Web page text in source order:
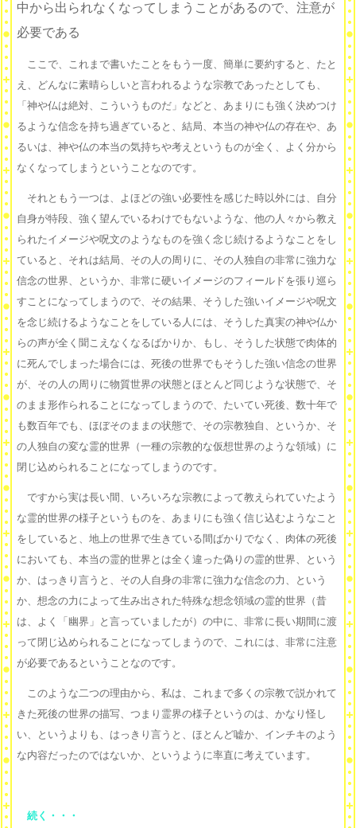
中から出られなくなってしまうことがあるので、注意が
必要である
ここで、これまで書いたことをもう一度、簡単に要約すると、たと
え、どんなに素晴らしいと言われるような宗教であったとしても、
「神や仏は絶対、こういうものだ」などと、あまりにも強く決めつけ
るような信念を持ち過ぎていると、結局、本当の神や仏の存在や、あ
るいは、神や仏の本当の気持ちや考えというものが全く、よく分から
なくなってしまうということなのです。
それともう一つは、よほどの強い必要性を感じた時以外には、自分
自身が特段、強く望んでいるわけでもないような、他の人々から教え
られたイメージや呪文のようなものを強く念じ続けるようなことをし
ていると、それは結局、その人の周りに、その人独自の非常に強力な
信念の世界、というか、非常に硬いイメージのフィールドを張り巡ら
すことになってしまうので、その結果、そうした強いイメージや呪文
を念じ続けるようなことをしている人には、そうした真実の神や仏か
らの声が全く聞こえなくなるばかりか、もし、そうした状態で肉体的
に死んでしまった場合には、死後の世界でもそうした強い信念の世界
が、その人の周りに物質世界の状態とほとんど同じような状態で、そ
のまま形作られることになってしまうので、たいてい死後、数十年で
も数百年でも、ほぼそのままの状態で、その宗教独自、というか、そ
の人独自の変な霊的世界（一種の宗教的な仮想世界のような領域）に
閉じ込められることになってしまうのです。
ですから実は長い間、いろいろな宗教によって教えられていたよう
な霊的世界の様子というものを、あまりにも強く信じ込むようなこと
をしていると、地上の世界で生きている間ばかりでなく、肉体の死後
においても、本当の霊的世界とは全く違った偽りの霊的世界、という
か、はっきり言うと、その人自身の非常に強力な信念の力、という
か、想念の力によって生み出された特殊な想念領域の霊的世界（昔
は、よく「幽界」と言っていましたが）の中に、非常に長い期間に渡
って閉じ込められることになってしまうので、これには、非常に注意
が必要であるということなのです。
このような二つの理由から、私は、これまで多くの宗教で説かれて
きた死後の世界の描写、つまり霊界の様子というのは、かなり怪し
い、というよりも、はっきり言うと、ほとんど嘘か、インチキのよう
な内容だったのではないか、というように率直に考えています。
続く・・・